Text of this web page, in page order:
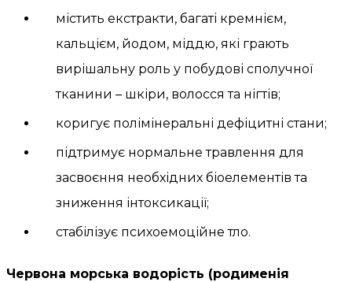
містить екстракти, багаті кремнієм,
кальцієм, йодом, міддю, які грають
вирішальну роль у побудові сполучної
тканини – шкіри, волосся та нігтів;
коригує полімінеральні дефіцитні стани;
підтримує нормальне травлення для
засвоєння необхідних біоелементів та
зниження інтоксикації;
стабілізує психоемоційне тло.
Червона морська водорість (родименія